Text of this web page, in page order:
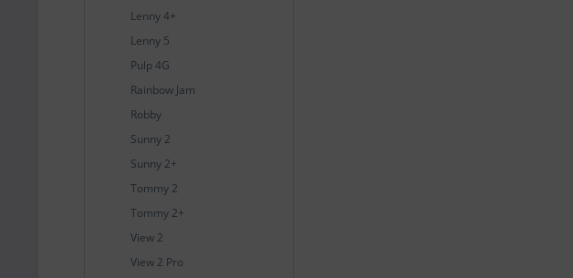
Lenny 4+
Lenny 5
Pulp 4G
Rainbow Jam
Robby
Sunny 2
Sunny 2+
Tommy 2
Tommy 2+
View 2
View 2 Pro